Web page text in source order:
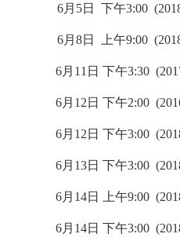
6月5日 下午3:00
6月8日 上午9:00
6月11日 下午3:30
6月12日 下午2:00
6月12日 下午3:00
6月13日 下午3:00
6月14日 上午9:00
6月14日 下午3:00